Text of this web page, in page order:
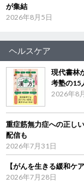
が集結
2026年8月5日
ヘルスケア
現代書林
考塾の15
2026年8
重症筋無力症への正し
配信も
2026年7月31日
【がんを生きる緩和ケ
2026年7月28日